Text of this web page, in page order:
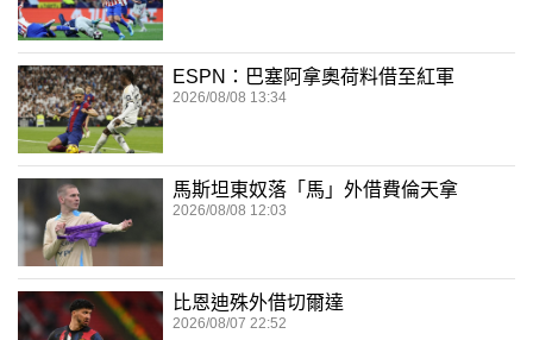
ESPN：巴塞阿拿奧荷料借至紅軍
2026/08/08 13:34
馬斯坦東奴落「馬」外借費倫天拿
2026/08/08 12:03
比恩迪殊外借切爾達
2026/08/07 22:52